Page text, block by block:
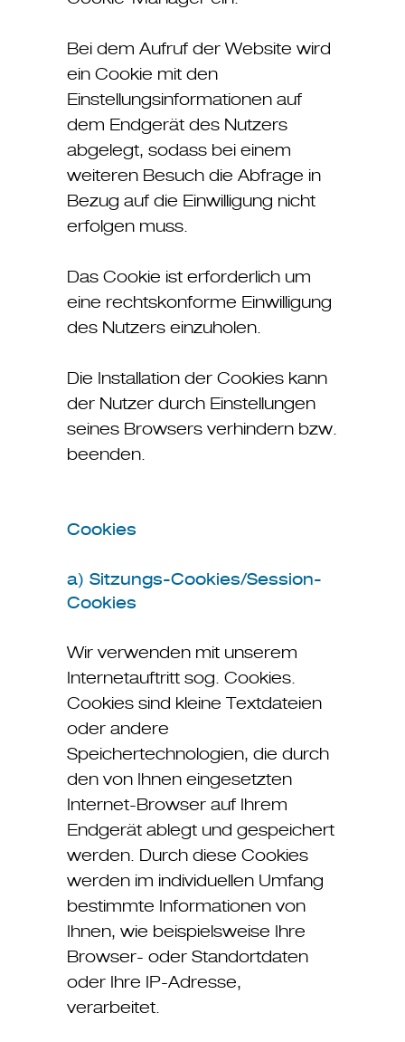
Bei dem Aufruf der Website wird
ein Cookie mit den
Einstellungsinformationen auf
dem Endgerät des Nutzers
abgelegt, sodass bei einem
weiteren Besuch die Abfrage in
Bezug auf die Einwilligung nicht
erfolgen muss.
Das Cookie ist erforderlich um
eine rechtskonforme Einwilligung
des Nutzers einzuholen.
Die Installation der Cookies kann
der Nutzer durch Einstellungen
seines Browsers verhindern bzw.
beenden.
Cookies
a) Sitzungs-Cookies/Session-
Cookies
Wir verwenden mit unserem
Internetauftritt sog. Cookies.
Cookies sind kleine Textdateien
oder andere
Speichertechnologien, die durch
den von Ihnen eingesetzten
Internet-Browser auf Ihrem
Endgerät ablegt und gespeichert
werden. Durch diese Cookies
werden im individuellen Umfang
bestimmte Informationen von
Ihnen, wie beispielsweise Ihre
Browser- oder Standortdaten
oder Ihre IP-Adresse,
verarbeitet.